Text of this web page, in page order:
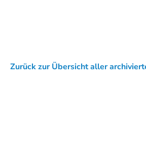
Zurück zur Übersicht aller